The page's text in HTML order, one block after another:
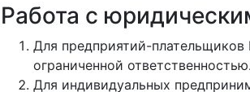
Работа с
Для предприятий-
ограниченной ответственностью.
Для индивидуальных